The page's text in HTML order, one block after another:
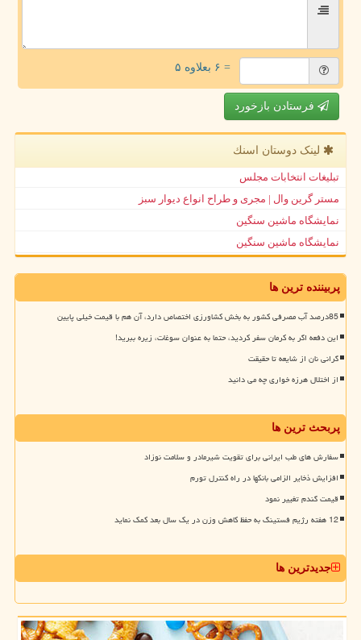
= ۶ بعلاوه ۵
فرستادن بازخورد
لینک دوستان اسنك
تبلیغات انتخابات مجلس
مستر گرین وال | مجری و طراح انواع دیوار سبز
نمایشگاه ماشین سنگین
نمایشگاه ماشین سنگین
پربیننده ترین ها
85درصد آب مصرفی کشور به بخش کشاورزی اختصاص دارد، آن هم با قیمت خیلی پایین
این دفعه اگر به کرمان سفر کردید، حتما به عنوان سوغات، زیره ببرید!
گرانی نان از شایعه تا حقیقت
از اختلال هرزه خواری چه می دانید
پربحث ترین ها
سفارش های طب ایرانی برای تقویت شیرمادر و سلامت نوزاد
افزایش ذخایر الزامی بانکها در راه کنترل تورم
قیمت گندم تغییر نمود
12 هفته رژیم فستینگ به حفظ کاهش وزن در یک سال بعد کمک نماید
جدیدترین ها